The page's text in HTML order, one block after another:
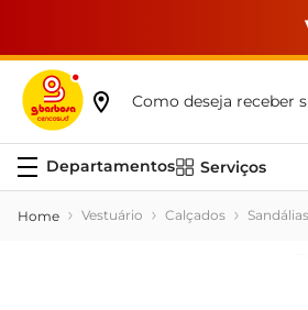
Como deseja receber
Serviços
Vestuário Calçados Sandálias